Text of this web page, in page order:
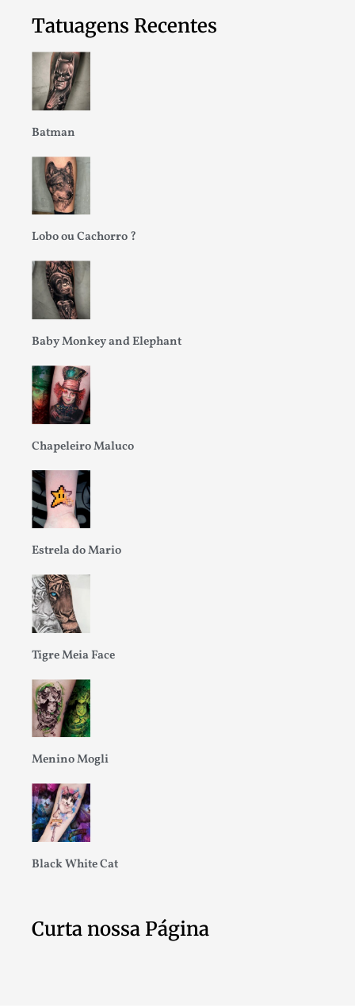
Tatuagens Recentes
Batman
Lobo ou Cachorro ?
Baby Monkey and Elephant
Chapeleiro Maluco
Estrela do Mario
Tigre Meia Face
Menino Mogli
Black White Cat
Curta nossa Página